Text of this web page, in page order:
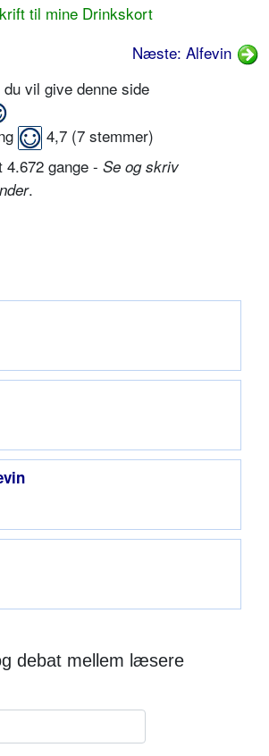
til mine Drinkskort
Næste: Alfevin
vil give denne side
4,7 (7 stemmer)
gange - Se og skriv
.
debat mellem læsere